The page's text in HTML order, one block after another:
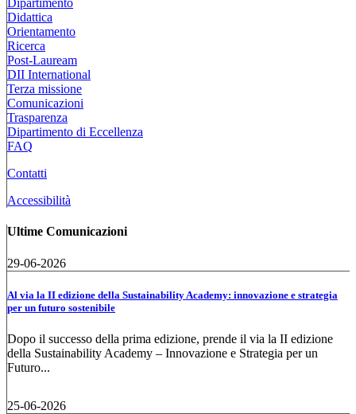
Dipartimento
Didattica
Orientamento
Ricerca
Post-Lauream
DII International
Terza missione
Comunicazioni
Trasparenza
Dipartimento di Eccellenza
FAQ
Contatti
Accessibilità
Ultime Comunicazioni
29-06-2026
Al via la II edizione della Sustainability Academy: innovazione e strategia
per un futuro sostenibile
Dopo il successo della prima edizione, prende il via la II edizione
della Sustainability Academy – Innovazione e Strategia per un
Futuro...
25-06-2026